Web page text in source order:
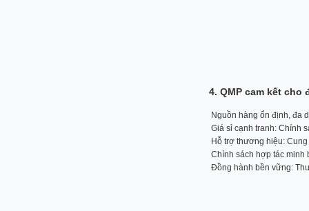
4. QMP cam kết
Nguồn hàng ổn định, đa
Giá sỉ cạnh tranh: Chính
Hỗ trợ thương hiệu:
Chính sách hợp tác minh
Đồng hành bền vững: